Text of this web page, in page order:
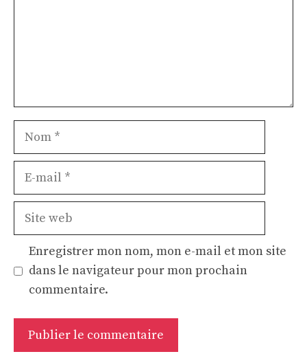
Nom
Site
Enregistrer mon nom, mon e-mail et mon site
dans le navigateur pour mon prochain
commentaire.